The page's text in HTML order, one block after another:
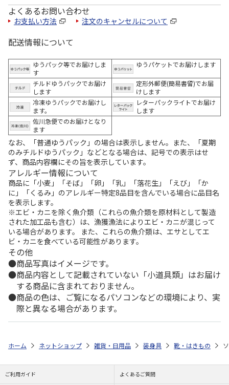
よくあるお問い合わせ
お支払い方法 注文のキャンセルについて
配送情報について
ゆうパック等でお届けしま
す
ゆうパケットでお届けします
チルドゆうパックでお届け
します
定形外郵便(簡易書留)でお届
けします
冷凍ゆうパックでお届けし
ます。
レターパックライトでお届け
します
佐川急便でのお届けとなり
ます
なお、「普通ゆうパック」の場合は表示しません。また、「夏期
のみチルドゆうパック」などとなる場合は、記号での表示はせ
ず、商品内容欄にその旨を表示しています。
アレルギー情報について
商品に「小麦」「そば」「卵」「乳」「落花生」「えび」「か
に」「くるみ」のアレルギー特定8品目を含んでいる場合に品目名
を表示します。
※エビ・カニを除く魚介類（これらの魚介類を原材料として製造
された加工品も含む）は、漁獲漁法によりエビ・カニが混じって
いる場合があります。 また、これらの魚介類は、エサとしてエ
ビ・カニを食べている可能性があります。
その他
商品写真はイメージです。
商品内容として記載されていない「小道具類」はお届け
する商品に含まれておりません。
商品の色は、ご覧になるパソコンなどの環境により、実
際と異なる場合があります。
ホーム ネットショップ 雑貨・日用品 装身具 靴・はきもの
ご利用ガイド よくあるご質問